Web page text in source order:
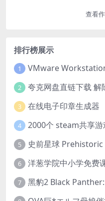
查看
排行榜展示
1
2 夸克网盘直链下载 解
3 在线电子印章生成器
4 2000个 steam共享
5
6 洋葱学院中小学免费
7